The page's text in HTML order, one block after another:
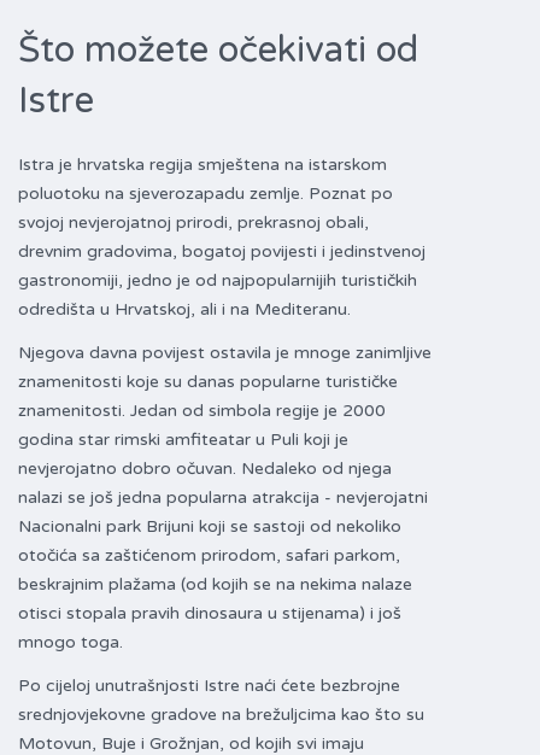
Što možete očekivati od
Istre
Istra je hrvatska regija smještena na istarskom
poluotoku na sjeverozapadu zemlje. Poznat po
svojoj nevjerojatnoj prirodi, prekrasnoj obali,
drevnim gradovima, bogatoj povijesti i jedinstvenoj
gastronomiji, jedno je od najpopularnijih turističkih
odredišta u Hrvatskoj, ali i na Mediteranu.
Njegova davna povijest ostavila je mnoge zanimljive
znamenitosti koje su danas popularne turističke
znamenitosti. Jedan od simbola regije je 2000
godina star rimski amfiteatar u Puli koji je
nevjerojatno dobro očuvan. Nedaleko od njega
nalazi se još jedna popularna atrakcija - nevjerojatni
Nacionalni park Brijuni koji se sastoji od nekoliko
otočića sa zaštićenom prirodom, safari parkom,
beskrajnim plažama (od kojih se na nekima nalaze
otisci stopala pravih dinosaura u stijenama) i još
mnogo toga.
Po cijeloj unutrašnjosti Istre naći ćete bezbrojne
srednjovjekovne gradove na brežuljcima kao što su
Motovun, Buje i Grožnjan, od kojih svi imaju